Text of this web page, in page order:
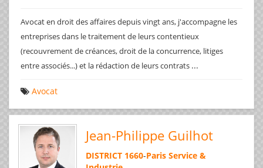
Avocat en droit des affaires depuis vingt ans, j'accompagne les
entreprises dans le traitement de leurs contentieux
(recouvrement de créances, droit de la concurrence, litiges
entre associés...) et la rédaction de leurs contrats ...
Avocat
Jean-Philippe Guilhot
DISTRICT 1660-Paris Service &